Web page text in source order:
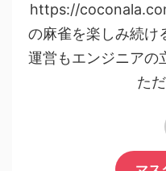
https://
の麻雀を楽しみ続け
運営もエンジニアの
た